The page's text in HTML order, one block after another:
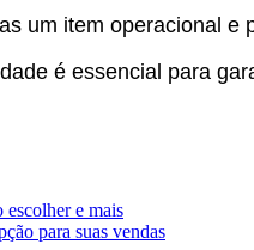
um item operacional e
é essencial para
escolher e mais
para suas vendas